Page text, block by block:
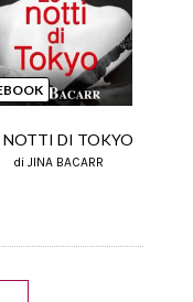
NOTTI DI TOKYO
di JINA BACARR
Next